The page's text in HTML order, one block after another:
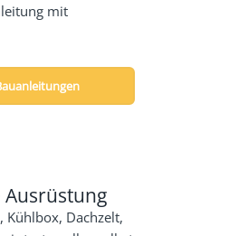
mit
Ausrüstung
Kühlbox, Dachzelt,